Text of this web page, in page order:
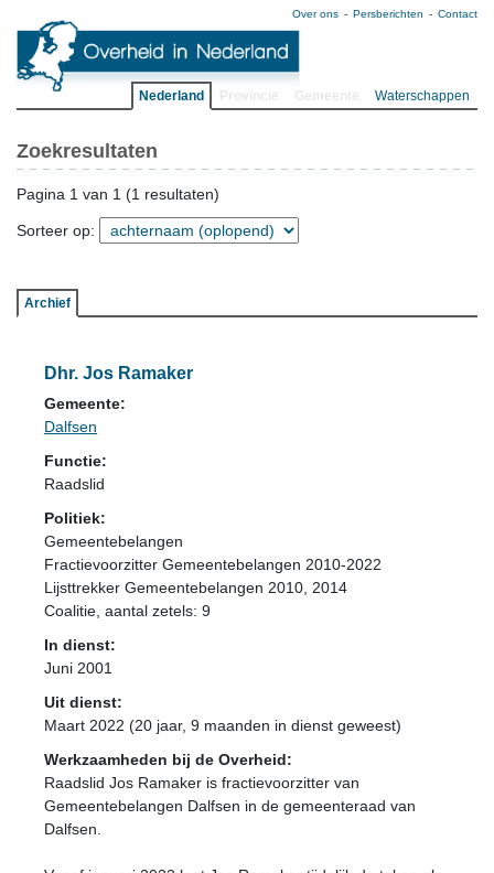
Over ons Persberichten Contact
Nederland Waterschappen
Zoekresultaten
Pagina 1 van 1 (1 resultaten)
Sorteer op:
Archief
Dhr. Jos Ramaker
Gemeente:
Dalfsen
Functie:
Raadslid
Politiek:
Gemeentebelangen
Fractievoorzitter Gemeentebelangen 2010-2022
Lijsttrekker Gemeentebelangen 2010, 2014
Coalitie , aantal zetels: 9
In dienst:
Juni 2001
Uit dienst:
Maart 2022 (20 jaar, 9 maanden in dienst geweest)
Werkzaamheden bij de Overheid:
Raadslid Jos Ramaker is fractievoorzitter van
Gemeentebelangen Dalfsen in de gemeenteraad van
Dalfsen.